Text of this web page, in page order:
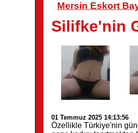
Mersin Eskort
Silifke'nin
01 Temmuz 2025 14:13:56
Özellikle Türkiye'nin